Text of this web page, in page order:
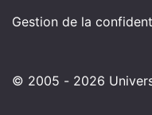
Gestion de la
© 2005 - 2026